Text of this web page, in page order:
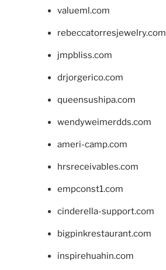
valueml.com
rebeccatorresjewelry.com
jmpbliss.com
drjorgerico.com
queensushipa.com
wendyweimerdds.com
ameri-camp.com
hrsreceivables.com
empconst1.com
cinderella-support.com
bigpinkrestaurant.com
inspirehuahin.com